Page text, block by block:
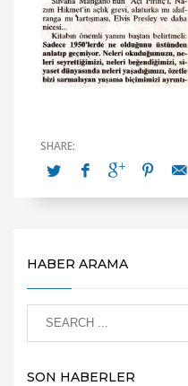
HABER ARAMA
SON HABERLER